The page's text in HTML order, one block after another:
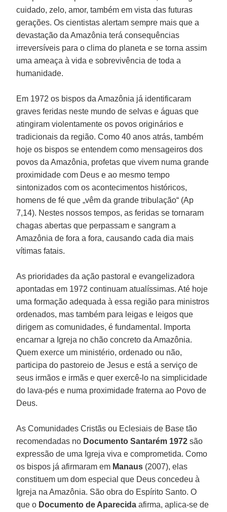
cuidado, zelo, amor, também em vista das futuras
gerações. Os cientistas alertam sempre mais que a
devastação da Amazônia terá consequências
irreversíveis para o clima do planeta e se torna assim
uma ameaça à vida e sobrevivência de toda a
humanidade.
Em 1972 os bispos da Amazônia já identificaram
graves feridas neste mundo de selvas e águas que
atingiram violentamente os povos originários e
tradicionais da região. Como 40 anos atrás, também
hoje os bispos se entendem como mensageiros dos
povos da Amazônia, profetas que vivem numa grande
proximidade com Deus e ao mesmo tempo
sintonizados com os acontecimentos históricos,
homens de fé que „vêm da grande tribulação“ (Ap
7,14). Nestes nossos tempos, as feridas se tornaram
chagas abertas que perpassam e sangram a
Amazônia de fora a fora, causando cada dia mais
vítimas fatais.
As prioridades da ação pastoral e evangelizadora
apontadas em 1972 continuam atualíssimas. Até hoje
uma formação adequada à essa região para ministros
ordenados, mas também para leigas e leigos que
dirigem as comunidades, é fundamental. Importa
encarnar a Igreja no chão concreto da Amazônia.
Quem exerce um ministério, ordenado ou não,
participa do pastoreio de Jesus e está a serviço de
seus irmãos e irmãs e quer exercê-lo na simplicidade
do lava-pés e numa proximidade fraterna ao Povo de
Deus.
As Comunidades Cristãs ou Eclesiais de Base tão
recomendadas no Documento Santarém 1972 são
expressão de uma Igreja viva e comprometida. Como
os bispos já afirmaram em Manaus (2007), elas
constituem um dom especial que Deus concedeu à
Igreja na Amazônia. São obra do Espírito Santo. O
que o Documento de Aparecida afirma, aplica-se de